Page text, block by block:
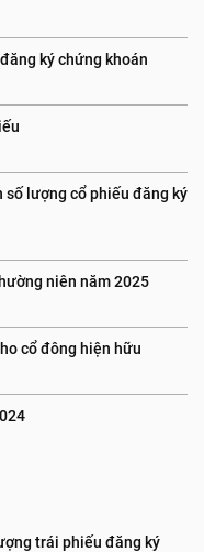
ký chứng khoán
số lượng cổ phiếu đăng ký
niên năm 2025
cổ đông hiện hữu
trái phiếu đăng ký